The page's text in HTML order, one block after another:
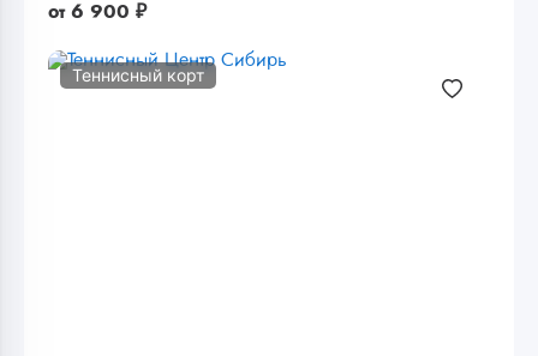
от 6 900 ₽
Теннисный корт